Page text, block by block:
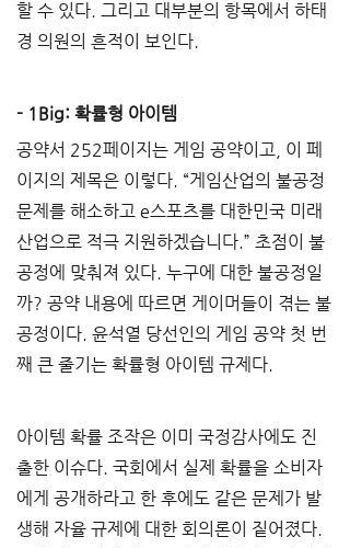
할 수 있다. 그리고 대부분의 항목에서 하태
경 의원의 흔적이 보인다.
- 1Big: 확률형 아이템
공약서 252페이지는 게임 공약이고, 이 페
이지의 제목은 이렇다. “게임산업의 불공정
문제를 해소하고 e스포츠를 대한민국 미래
산업으로 적극 지원하겠습니다.” 초점이 불
공정에 맞춰져 있다. 누구에 대한 불공정일
까? 공약 내용에 따르면 게이머들이 겪는 불
공정이다. 윤석열 당선인의 게임 공약 첫 번
째 큰 줄기는 확률형 아이템 규제다.
아이템 확률 조작은 이미 국정감사에도 진
출한 이슈다. 국회에서 실제 확률을 소비자
에게 공개하라고 한 후에도 같은 문제가 발
생해 자율 규제에 대한 회의론이 짙어졌다.